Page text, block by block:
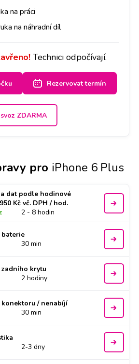
li však hodně dat, doporučujeme
disk.
na práci
na náhradní díl
Technici odpočívají.
Rezervovat termín
ZDARMA
pro iPhone 6 Plus
dat podle hodinové
Kč vč. DPH / hod.
2 - 8 hodin
baterie
30 min
zadního krytu
2 hodiny
konektoru / nenabíjí
30 min
2-3 dny